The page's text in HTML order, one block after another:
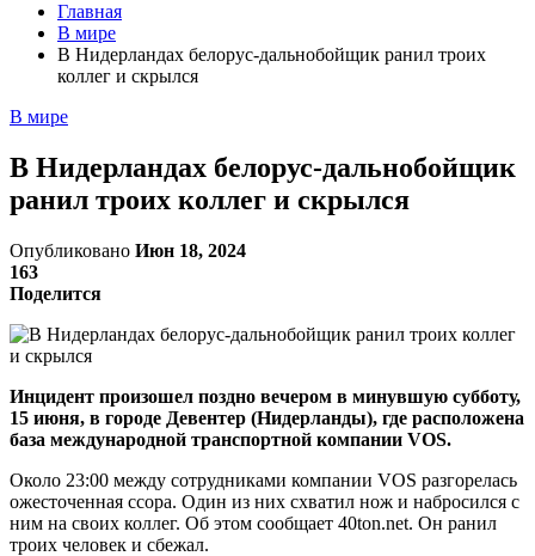
Главная
В мире
В Нидерландах белорус-дальнобойщик ранил троих
коллег и скрылся
В мире
В Нидерландах белорус-дальнобойщик
ранил троих коллег и скрылся
Опубликовано Июн 18, 2024
163
Поделится
Инцидент произошел поздно вечером в минувшую субботу,
15 июня, в городе Девентер (Нидерланды), где расположена
база международной транспортной компании VOS.
Около 23:00 между сотрудниками компании VOS разгорелась
ожесточенная ссора. Один из них схватил нож и набросился с
ним на своих коллег. Об этом сообщает 40ton.net. Он ранил
троих человек и сбежал.